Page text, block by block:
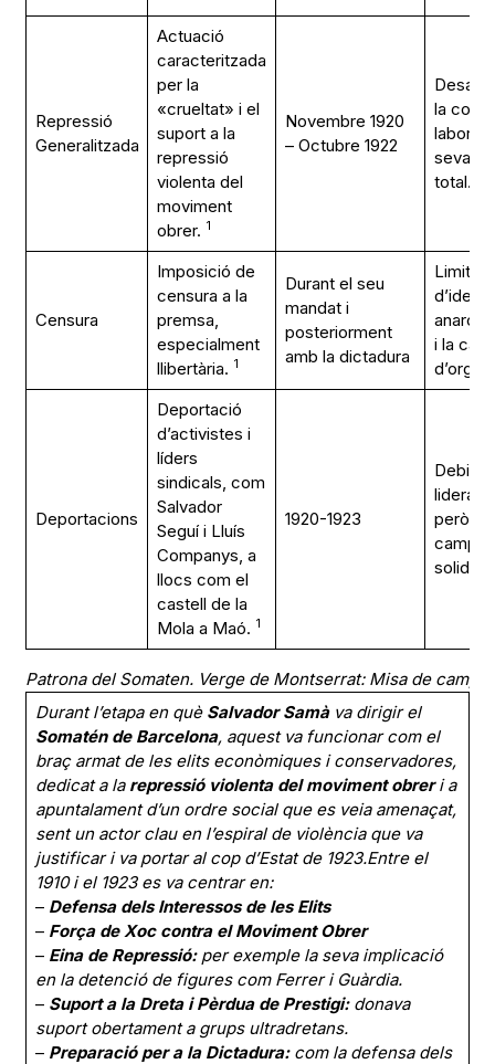
Repressió
Generalitzada
Actuació
caracteritzada
per la
«crueltat» i el
suport a la
repressió
violenta del
moviment
obrer. 1
Novembre 1920
– Octubre 1922
la
laboral,
seva
total.
Censura
Imposició de
censura a la
premsa,
especialment
llibertària. 1
Durant el seu
mandat i
posteriorment
amb la dictadura
Limita
d’idees
i la
Deportacions
Deportació
d’activistes i
líders
sindicals, com
Salvador
Seguí i Lluís
Companys, a
llocs com el
castell de la
Mola a Maó. 1
1920-1923
però
Patrona del Somaten. Verge de Montserrat: Misa de
Durant l’etapa en què Salvador Samà va dirigir el
Somatén de Barcelona, aquest va funcionar com el
braç armat de les elits econòmiques i conservadores,
dedicat a la repressió violenta del moviment obreri a
apuntalament d’un ordre social que es veia amenaçat,
sent un actor clau en l’espiral de violència que va
justificar i va portar al cop d’Estat de 1923.Entre el
1910 i el 1923 es va centrar en:
– Defensa dels Interessos de les Elits
– Força de Xoc contra el Moviment Obrer
– Eina de Repressió: per exemple la seva implicació
en la detenció de figures com Ferrer i Guàrdia.
– Suport a la Dreta i Pèrdua de Prestigi:donava
suport obertament a grups ultradretans.
– Preparació per a la Dictadura:com la defensa dels